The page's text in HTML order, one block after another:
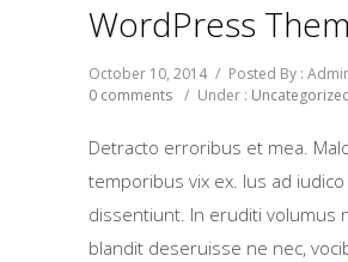
WordPress
October 10, 2014 / Posted By :
0 comments / Under :
Detracto erroribus et mea.
temporibus vix ex. Ius ad
dissentiunt. In eruditi volumus
blandit deseruisse ne nec,